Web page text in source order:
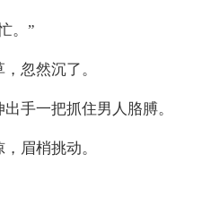
。”
忽然沉了。
手一把抓住男人胳膊。
眉梢挑动。